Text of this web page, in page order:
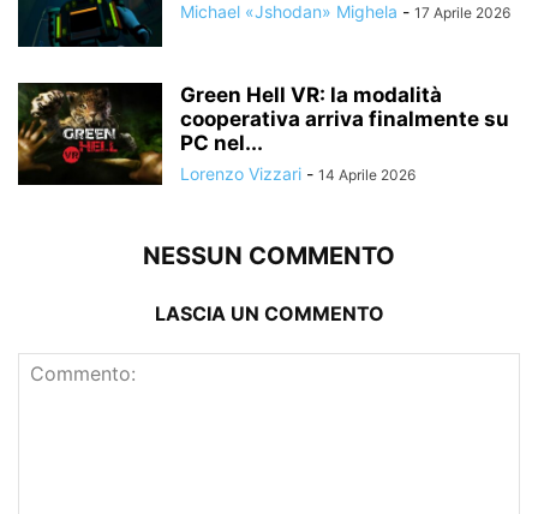
Michael «Jshodan» Mighela - 17 Aprile 2026
Green Hell VR: la modalità
cooperativa arriva finalmente su
PC nel...
Lorenzo Vizzari - 14 Aprile 2026
NESSUN COMMENTO
LASCIA UN COMMENTO